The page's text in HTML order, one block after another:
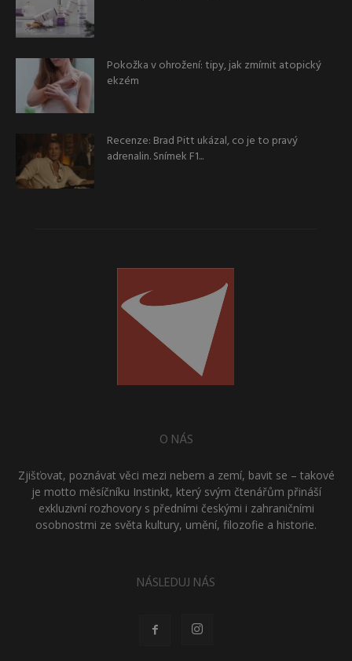
Pokožka v ohrožení: tipy, jak zmírnit atopický
ekzém
Recenze: Brad Pitt ukázal, co je to pravý
adrenalin. Snímek F1...
O NÁS
Zjišťovat, poznávat věci mezi nebem a zemí, bavit se – takové
je motto měsíčníku Instinkt, který svým čtenářům přináší
exkluzivní rozhovory s předními českými i zahraničními
osobnostmi ze světa kultury, umění, filozofie a historie.
NÁSLEDUJ NÁS